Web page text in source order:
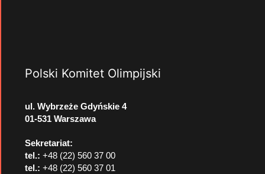
Polski Komitet Olimpijski
ul. Wybrzeże Gdyńskie 4
01-531 Warszawa
Sekretariat:
tel.: +48 (22) 560 37 00
tel.: +48 (22) 560 37 01